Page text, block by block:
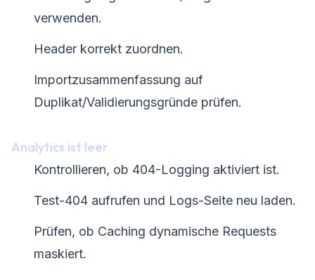
verwenden.
Header korrekt zuordnen.
Importzusammenfassung auf
Duplikat/Validierungsgründe prüfen.
Analytics ist leer
Kontrollieren, ob 404-Logging aktiviert ist.
Test-404 aufrufen und Logs-Seite neu laden.
Prüfen, ob Caching dynamische Requests
maskiert.